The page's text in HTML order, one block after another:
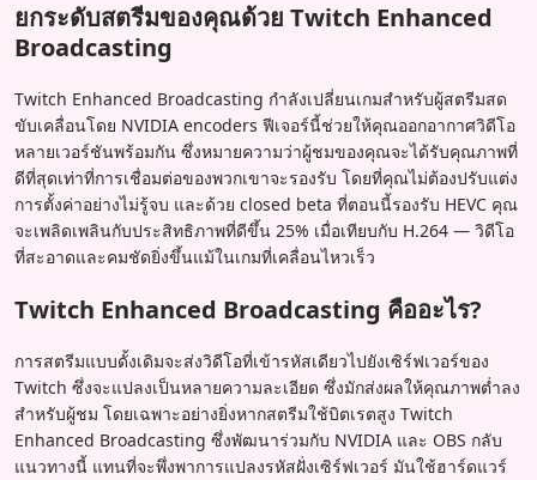
ยกระดับสตรีมของคุณด้วย Twitch Enhanced
Broadcasting
Twitch Enhanced Broadcasting กำลังเปลี่ยนเกมสำหรับผู้สตรีมสด
ขับเคลื่อนโดย NVIDIA encoders ฟีเจอร์นี้ช่วยให้คุณออกอากาศวิดีโอ
หลายเวอร์ชันพร้อมกัน ซึ่งหมายความว่าผู้ชมของคุณจะได้รับคุณภาพที่
ดีที่สุดเท่าที่การเชื่อมต่อของพวกเขาจะรองรับ โดยที่คุณไม่ต้องปรับแต่ง
การตั้งค่าอย่างไม่รู้จบ และด้วย closed beta ที่ตอนนี้รองรับ HEVC คุณ
จะเพลิดเพลินกับประสิทธิภาพที่ดีขึ้น 25% เมื่อเทียบกับ H.264 — วิดีโอ
ที่สะอาดและคมชัดยิ่งขึ้นแม้ในเกมที่เคลื่อนไหวเร็ว
Twitch Enhanced Broadcasting คืออะไร?
การสตรีมแบบดั้งเดิมจะส่งวิดีโอที่เข้ารหัสเดียวไปยังเซิร์ฟเวอร์ของ
Twitch ซึ่งจะแปลงเป็นหลายความละเอียด ซึ่งมักส่งผลให้คุณภาพต่ำลง
สำหรับผู้ชม โดยเฉพาะอย่างยิ่งหากสตรีมใช้บิตเรตสูง Twitch
Enhanced Broadcasting ซึ่งพัฒนาร่วมกับ NVIDIA และ OBS กลับ
แนวทางนี้ แทนที่จะพึ่งพาการแปลงรหัสฝั่งเซิร์ฟเวอร์ มันใช้ฮาร์ดแวร์